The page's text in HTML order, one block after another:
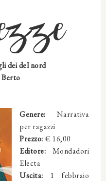
dei del nord
Berto
Genere: Narrativa
per ragazzi
Prezzo:€ 16,00
Editore:
Mondadori
Electa
Uscita:
1 febbraio